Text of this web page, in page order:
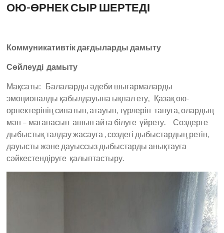
ОЮ-ӨРНЕК СЫР ШЕРТЕДІ
Коммуникативтік дағдыларды дамыту
Сөйлеуді дамыту
Мақсаты: Балаларды әдеби шығармаларды
эмоционалды қабылдауына ықпал ету, Қазақ ою-
өрнектерінің сипатын, атауын, түрлерін тануға, олардың
мән – мағанасын ашып айта білуге үйрету. Сөздерге
дыбыстық талдау жасауға , сөздегі дыбыстардың ретін,
дауысты және дауыссыз дыбыстарды анықтауға
сәйкестендіруге қалыптастыру.